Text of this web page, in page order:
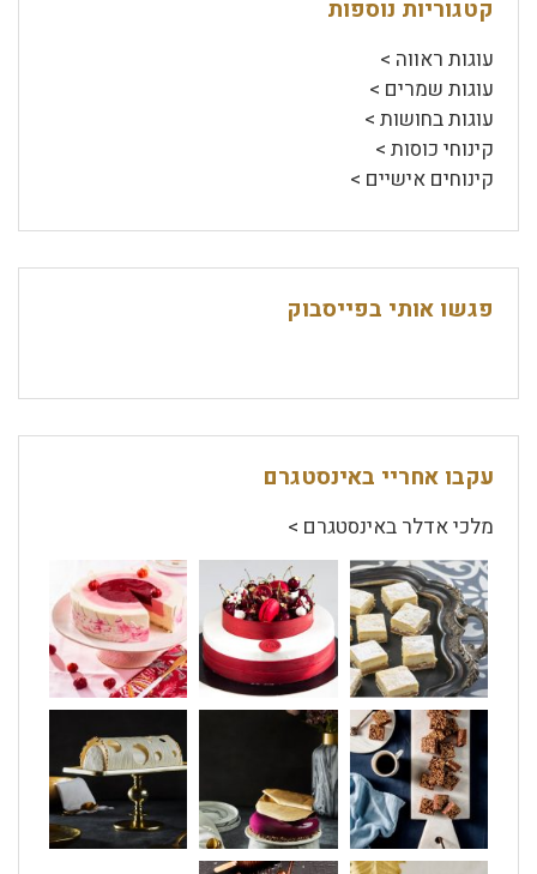
קטגוריות נוספות
עוגות ראווה >
עוגות שמרים >
עוגות בחושות >
קינוחי כוסות >
קינוחים אישיים >
פגשו אותי בפייסבוק
עקבו אחריי באינסטגרם
מלכי אדלר באינסטגרם >